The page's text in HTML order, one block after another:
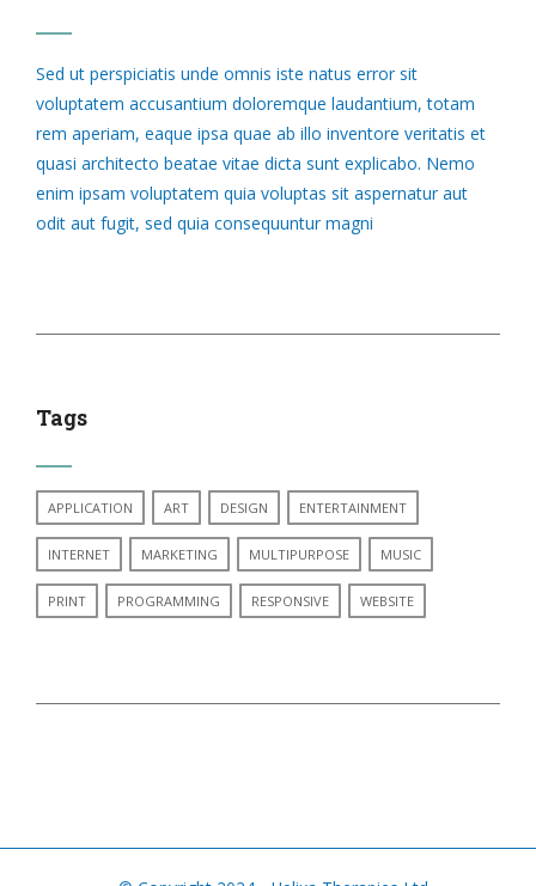
Sed ut perspiciatis unde omnis iste natus error sit
voluptatem accusantium doloremque laudantium, totam
rem aperiam, eaque ipsa quae ab illo inventore veritatis et
quasi architecto beatae vitae dicta sunt explicabo. Nemo
enim ipsam voluptatem quia voluptas sit aspernatur aut
odit aut fugit, sed quia consequuntur magni
Tags
APPLICATION ART DESIGN ENTERTAINMENT
INTERNET MARKETING MULTIPURPOSE MUSIC
PRINT PROGRAMMING RESPONSIVE WEBSITE